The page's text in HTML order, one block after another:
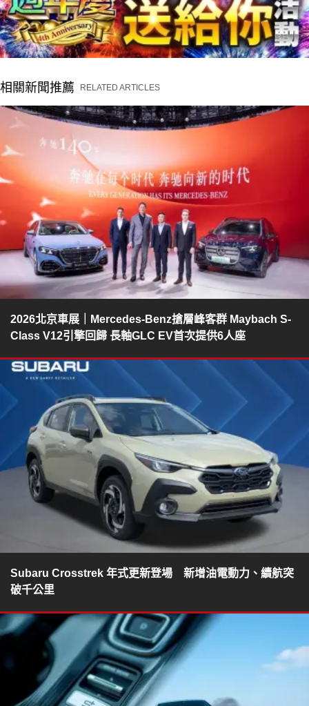
相關新聞推薦 RELATED ARTICLES
2026北京車展｜Mercedes-Benz搶層峰客群 Maybach S-
Class V12引擎回歸 長軸GLC EV首次提供6人座
Subaru Crosstrek 年式更新登場 新增油電動力、續航突
破千公里